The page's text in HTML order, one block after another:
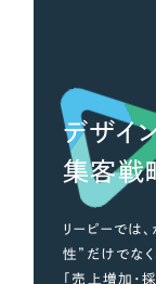
カラフル・
その他
さらに条件を追
デザイ
集客戦
リーピーでは
性”だけでな
「売上増加・